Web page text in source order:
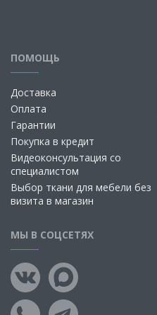
ПОМОЩЬ
Доставка
Оплата
Гарантии
Покупка в кредит
Видеоконсультация со
специалистом
Выбор ткани для мебели без
визита в магазин
МЫ В СОЦСЕТЯХ